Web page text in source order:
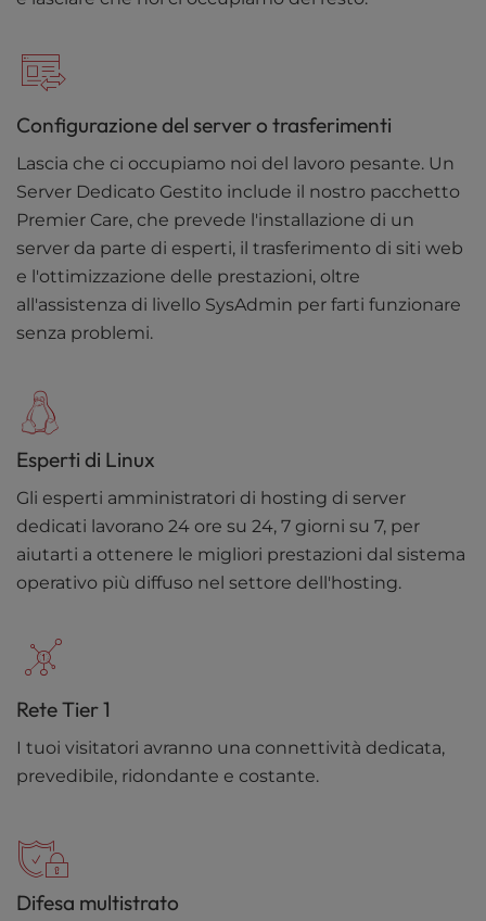
Configurazione del server o trasferimenti
Lascia che ci occupiamo noi del lavoro pesante. Un
Server Dedicato Gestito include il nostro pacchetto
Premier Care, che prevede l'installazione di un
server da parte di esperti, il trasferimento di siti web
e l'ottimizzazione delle prestazioni, oltre
all'assistenza di livello SysAdmin per farti funzionare
senza problemi.
Esperti di Linux
Gli esperti amministratori di hosting di server
dedicati lavorano 24 ore su 24, 7 giorni su 7, per
aiutarti a ottenere le migliori prestazioni dal sistema
operativo più diffuso nel settore dell'hosting.
Rete Tier 1
I tuoi visitatori avranno una connettività dedicata,
prevedibile, ridondante e costante.
Difesa multistrato